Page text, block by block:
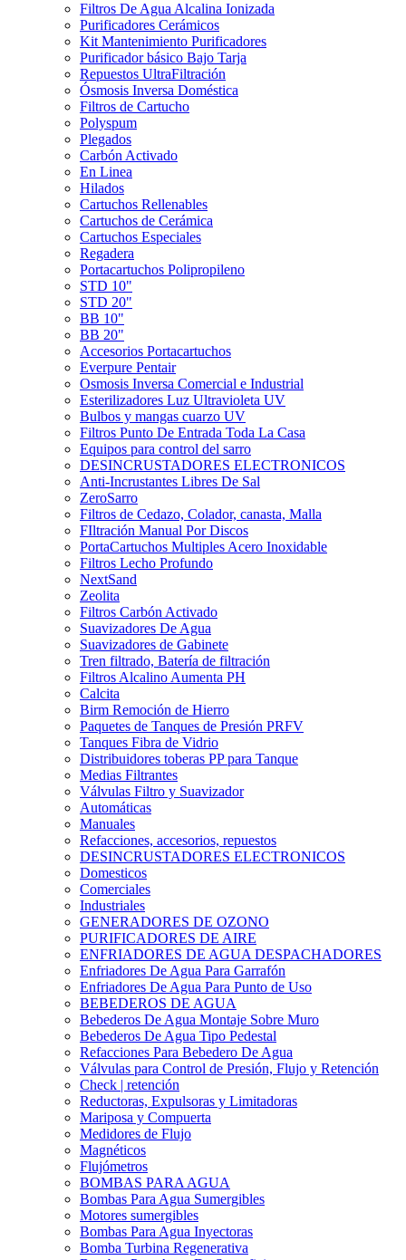
Filtros De Agua Alcalina Ionizada
Purificadores Cerámicos
Kit Mantenimiento Purificadores
Purificador básico Bajo Tarja
Repuestos UltraFiltración
Ósmosis Inversa Doméstica
Filtros de Cartucho
Polyspum
Plegados
Carbón Activado
En Linea
Hilados
Cartuchos Rellenables
Cartuchos de Cerámica
Cartuchos Especiales
Regadera
Portacartuchos Polipropileno
STD 10"
STD 20"
BB 10"
BB 20"
Accesorios Portacartuchos
Everpure Pentair
Osmosis Inversa Comercial e Industrial
Esterilizadores Luz Ultravioleta UV
Bulbos y mangas cuarzo UV
Filtros Punto De Entrada Toda La Casa
Equipos para control del sarro
DESINCRUSTADORES ELECTRONICOS
Anti-Incrustantes Libres De Sal
ZeroSarro
Filtros de Cedazo, Colador, canasta, Malla
FIltración Manual Por Discos
PortaCartuchos Multiples Acero Inoxidable
Filtros Lecho Profundo
NextSand
Zeolita
Filtros Carbón Activado
Suavizadores De Agua
Suavizadores de Gabinete
Tren filtrado, Batería de filtración
Filtros Alcalino Aumenta PH
Calcita
Birm Remoción de Hierro
Paquetes de Tanques de Presión PRFV
Tanques Fibra de Vidrio
Distribuidores toberas PP para Tanque
Medias Filtrantes
Válvulas Filtro y Suavizador
Automáticas
Manuales
Refacciones, accesorios, repuestos
DESINCRUSTADORES ELECTRONICOS
Domesticos
Comerciales
Industriales
GENERADORES DE OZONO
PURIFICADORES DE AIRE
ENFRIADORES DE AGUA DESPACHADORES
Enfriadores De Agua Para Garrafón
Enfriadores De Agua Para Punto de Uso
BEBEDEROS DE AGUA
Bebederos De Agua Montaje Sobre Muro
Bebederos De Agua Tipo Pedestal
Refacciones Para Bebedero De Agua
Válvulas para Control de Presión, Flujo y Retención
Check | retención
Reductoras, Expulsoras y Limitadoras
Mariposa y Compuerta
Medidores de Flujo
Magnéticos
Flujómetros
BOMBAS PARA AGUA
Bombas Para Agua Sumergibles
Motores sumergibles
Bombas Para Agua Inyectoras
Bomba Turbina Regenerativa